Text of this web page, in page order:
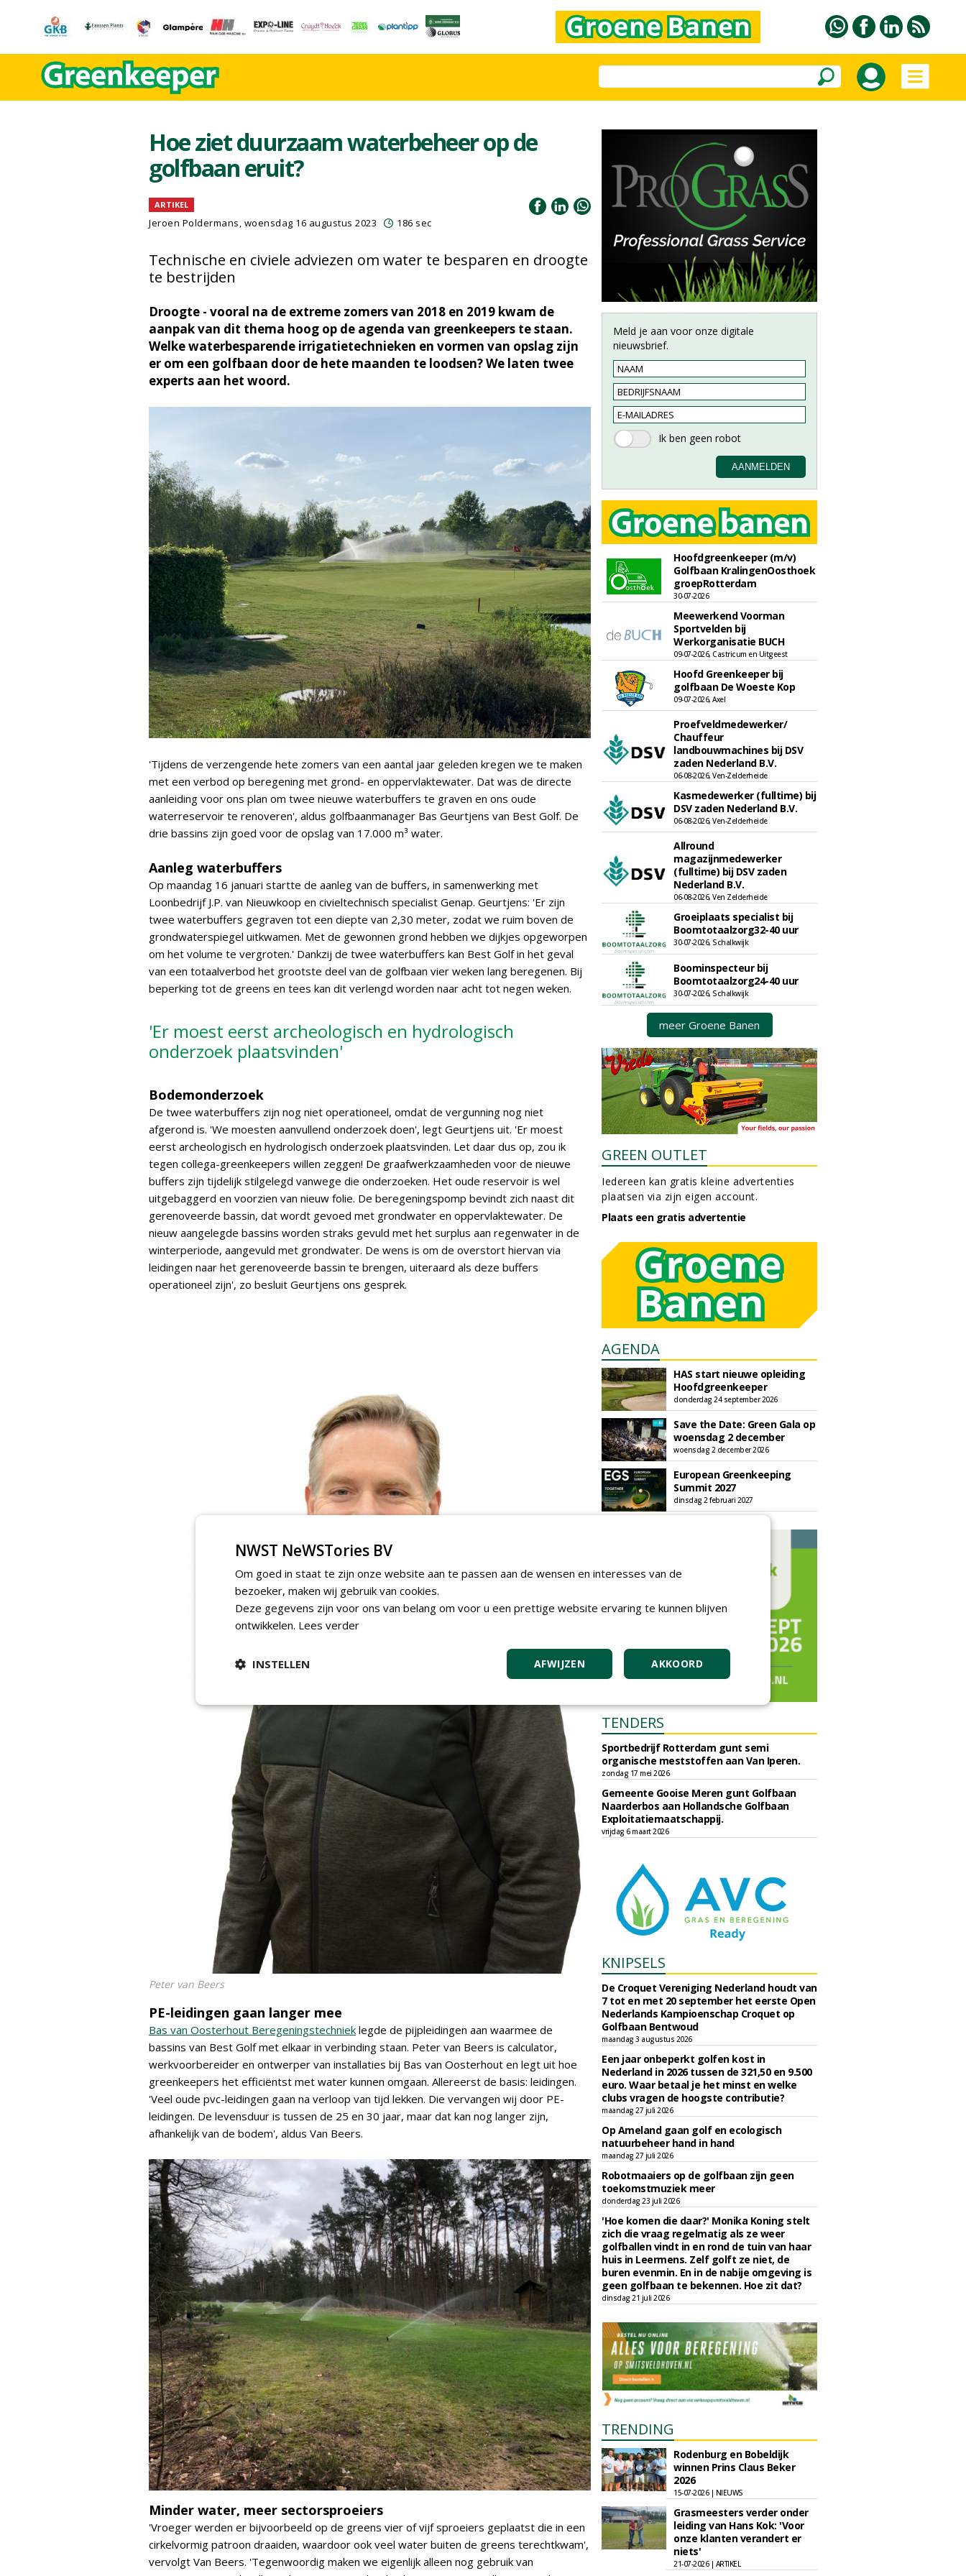
Hoe ziet duurzaam waterbeheer op de
golfbaan eruit?
ARTIKEL
Jeroen Poldermans, woensdag 16 augustus 2023 186 sec
Technische en civiele adviezen om water te besparen en droogte
te bestrijden
Droogte - vooral na de extreme zomers van 2018 en 2019 kwam de
aanpak van dit thema hoog op de agenda van greenkeepers te staan.
Welke waterbesparende irrigatietechnieken en vormen van opslag zijn
er om een golfbaan door de hete maanden te loodsen? We laten twee
experts aan het woord.
'Tijdens de verzengende hete zomers van een aantal jaar geleden kregen we te maken
met een verbod op beregening met grond- en oppervlaktewater. Dat was de directe
aanleiding voor ons plan om twee nieuwe waterbuffers te graven en ons oude
waterreservoir te renoveren', aldus golfbaanmanager Bas Geurtjens van Best Golf. De
drie bassins zijn goed voor de opslag van 17.000 m³ water.
Aanleg waterbuffers
Op maandag 16 januari startte de aanleg van de buffers, in samenwerking met
Loonbedrijf J.P. van Nieuwkoop en civieltechnisch specialist Genap. Geurtjens: 'Er zijn
twee waterbuffers gegraven tot een diepte van 2,30 meter, zodat we ruim boven de
grondwaterspiegel uitkwamen. Met de gewonnen grond hebben we dijkjes opgeworpen
om het volume te vergroten.' Dankzij de twee waterbuffers kan Best Golf in het geval
van een totaalverbod het grootste deel van de golfbaan vier weken lang beregenen. Bij
beperking tot de greens en tees kan dit verlengd worden naar acht tot negen weken.
'Er moest eerst archeologisch en hydrologisch
onderzoek plaatsvinden'
Bodemonderzoek
De twee waterbuffers zijn nog niet operationeel, omdat de vergunning nog niet
afgerond is. 'We moesten aanvullend onderzoek doen', legt Geurtjens uit. 'Er moest
eerst archeologisch en hydrologisch onderzoek plaatsvinden. Let daar dus op, zou ik
tegen collega-greenkeepers willen zeggen! De graafwerkzaamheden voor de nieuwe
buffers zijn tijdelijk stilgelegd vanwege die onderzoeken. Het oude reservoir is wel
uitgebaggerd en voorzien van nieuw folie. De beregeningspomp bevindt zich naast dit
gerenoveerde bassin, dat wordt gevoed met grondwater en oppervlaktewater. De
nieuw aangelegde bassins worden straks gevuld met het surplus aan regenwater in de
winterperiode, aangevuld met grondwater. De wens is om de overstort hiervan via
leidingen naar het gerenoveerde bassin te brengen, uiteraard als deze buffers
operationeel zijn', zo besluit Geurtjens ons gesprek.
Peter van Beers
PE-leidingen gaan langer mee
Bas van Oosterhout Beregeningstechniek legde de pijpleidingen aan waarmee de
bassins van Best Golf met elkaar in verbinding staan. Peter van Beers is calculator,
werkvoorbereider en ontwerper van installaties bij Bas van Oosterhout en legt uit hoe
greenkeepers het efficiëntst met water kunnen omgaan. Allereerst de basis: leidingen.
'Veel oude pvc-leidingen gaan na verloop van tijd lekken. Die vervangen wij door PE-
leidingen. De levensduur is tussen de 25 en 30 jaar, maar dat kan nog langer zijn,
afhankelijk van de bodem', aldus Van Beers.
Minder water, meer sectorsproeiers
'Vroeger werden er bijvoorbeeld op de greens vier of vijf sproeiers geplaatst die in een
cirkelvormig patroon draaiden, waardoor ook veel water buiten de greens terechtkwam',
vervolgt Van Beers. 'Tegenwoordig maken we eigenlijk alleen nog gebruik van
Meld je aan voor onze digitale
nieuwsbrief.
Hoofdgreenkeeper (m/v)
Golfbaan KralingenOosthoek
groepRotterdam
30-07-2026
Meewerkend Voorman
Sportvelden bij
Werkorganisatie BUCH
09-07-2026, Castricum en Uitgeest
Hoofd Greenkeeper bij
golfbaan De Woeste Kop
09-07-2026, Axel
Proefveldmedewerker/
Chauffeur
landbouwmachines bij DSV
zaden Nederland B.V.
06-08-2026, Ven-Zelderheide
Kasmedewerker (fulltime) bij
DSV zaden Nederland B.V.
06-08-2026, Ven-Zelderheide
Allround
magazijnmedewerker
(fulltime) bij DSV zaden
Nederland B.V.
06-08-2026, Ven Zelderheide
Groeiplaats specialist bij
Boomtotaalzorg32-40 uur
30-07-2026, Schalkwijk
Boominspecteur bij
Boomtotaalzorg24-40 uur
30-07-2026, Schalkwijk
meer Groene Banen
GREEN OUTLET
Iedereen kan gratis kleine advertenties
plaatsen via zijn eigen account.
Plaats een gratis advertentie
AGENDA
HAS start nieuwe opleiding
Hoofdgreenkeeper
donderdag 24 september 2026
Save the Date: Green Gala op
woensdag 2 december
woensdag 2 december 2026
European Greenkeeping
Summit 2027
dinsdag 2 februari 2027
TENDERS
Sportbedrijf Rotterdam gunt semi
organische meststoffen aan Van Iperen.
zondag 17 mei 2026
Gemeente Gooise Meren gunt Golfbaan
Naarderbos aan Hollandsche Golfbaan
Exploitatiemaatschappij.
vrijdag 6 maart 2026
KNIPSELS
De Croquet Vereniging Nederland houdt van
7 tot en met 20 september het eerste Open
Nederlands Kampioenschap Croquet op
Golfbaan Bentwoud
maandag 3 augustus 2026
Een jaar onbeperkt golfen kost in
Nederland in 2026 tussen de 321,50 en 9.500
euro. Waar betaal je het minst en welke
clubs vragen de hoogste contributie?
maandag 27 juli 2026
Op Ameland gaan golf en ecologisch
natuurbeheer hand in hand
maandag 27 juli 2026
Robotmaaiers op de golfbaan zijn geen
toekomstmuziek meer
donderdag 23 juli 2026
'Hoe komen die daar?' Monika Koning stelt
zich die vraag regelmatig als ze weer
golfballen vindt in en rond de tuin van haar
huis in Leermens. Zelf golft ze niet, de
buren evenmin. En in de nabije omgeving is
geen golfbaan te bekennen. Hoe zit dat?
dinsdag 21 juli 2026
TRENDING
Rodenburg en Bobeldijk
winnen Prins Claus Beker
2026
15-07-2026 | NIEUWS
Grasmeesters verder onder
leiding van Hans Kok: 'Voor
onze klanten verandert er
niets'
21-07-2026 | ARTIKEL
NWST NeWSTories BV
Om goed in staat te zijn onze website aan te passen aan de wensen en interesses van de
bezoeker, maken wij gebruik van cookies.
Deze gegevens zijn voor ons van belang om voor u een prettige website ervaring te kunnen blijven
ontwikkelen. Lees verder
AKKOORD
AFWIJZEN
INSTELLEN